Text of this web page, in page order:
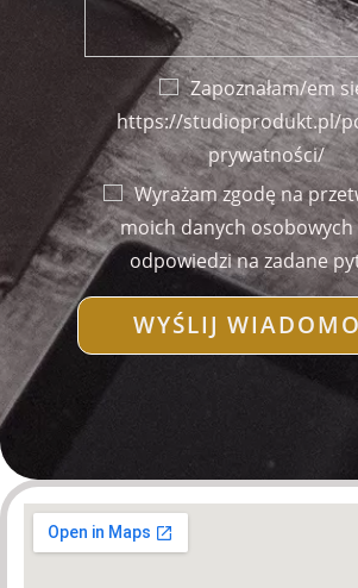
Zapoznałam/em
https://studioprodukt.pl/
prywatności/
Wyrażam zgodę na
moich danych osobowych
odpowiedzi na zadane
WYŚLIJ